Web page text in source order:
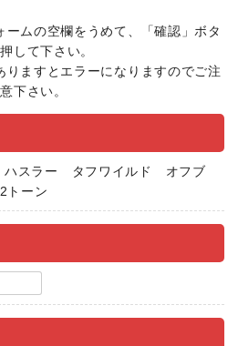
ームの空欄をうめて、「確認」ボタ
して下さい。
りますとエラーになりますのでご注
意下さい。
スラー タフワイルド オフブ
トーン